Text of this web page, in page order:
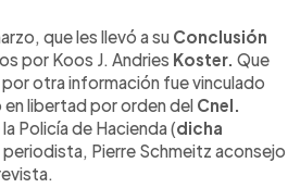
que les llevó a su Conclusión
por Koos J. Andries Koster. Que
otra información fue vinculado
libertad por orden del Cnel.
Policía de Hacienda (dicha
Pierre Schmeitz aconsejo